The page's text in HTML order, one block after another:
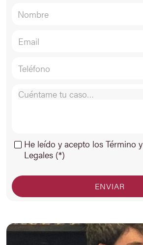
He leído y acepto los Término
Legales (*)